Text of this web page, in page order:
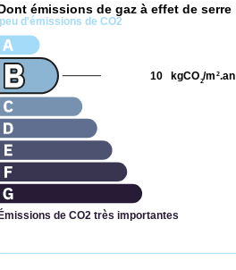
émissions de gaz à effet de serre
peu d'émissions de CO2
de CO2 très importantes
kgCO2/m 2.an
10